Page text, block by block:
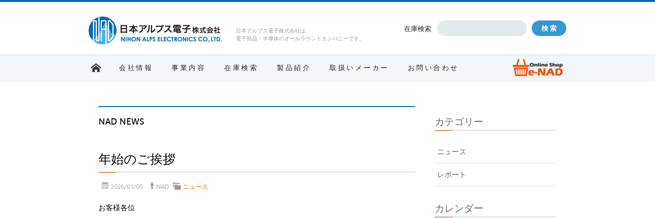
日本アルプス電子株式会社は、
電子部品・半導体のオールラウンドカンパニーです。
在庫検索
会社情報 事業内容 在庫検索 製品紹介 取扱いメーカー お問い合わせ
NAD NEWS
年始のご挨拶
2026/01/05 NAD ニュース
お客様各位
カテゴリー
ニュース
レポート
カレンダー